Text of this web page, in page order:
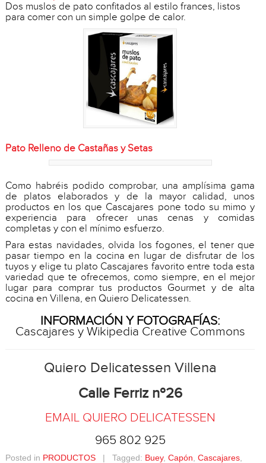
Dos muslos de pato confitados al estilo frances, listos
para comer con un simple golpe de calor.
Pato Relleno de Castañas y Setas
Como habréis podido comprobar, una amplísima gama
de platos elaborados y de la mayor calidad, unos
productos en los que Cascajares pone todo su mimo y
experiencia para ofrecer unas cenas y comidas
completas y con el mínimo esfuerzo.
Para estas navidades, olvida los fogones, el tener que
pasar tiempo en la cocina en lugar de disfrutar de los
tuyos y elige tu plato Cascajares favorito entre toda esta
variedad que te ofrecemos, como siempre, en el mejor
lugar para comprar tus productos Gourmet y de alta
cocina en Villena, en Quiero Delicatessen.
INFORMACIÓN Y FOTOGRAFÍAS:
Cascajares y Wikipedia Creative Commons
Quiero Delicatessen Villena
Calle Ferriz nº26
EMAIL QUIERO DELICATESSEN
965 802 925
Posted in PRODUCTOS | Tagged: Buey, Capón Cascajares